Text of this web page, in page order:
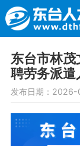
东台市林
聘劳务派遣
发布日期：